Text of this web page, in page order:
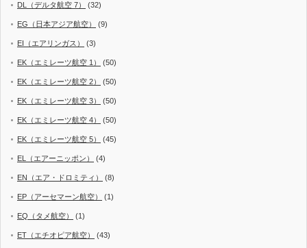
DL（デルタ航空 7） (32)
EG（日本アジア航空） (9)
EI（エアリンガス） (3)
EK（エミレーツ航空 1） (50)
EK（エミレーツ航空 2） (50)
EK（エミレーツ航空 3） (50)
EK（エミレーツ航空 4） (50)
EK（エミレーツ航空 5） (45)
EL（エアーニッポン） (4)
EN（エア・ドロミティ） (8)
EP（アーセマーン航空） (1)
EQ（タメ航空） (1)
ET（エチオピア航空） (43)